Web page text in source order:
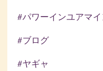
#パワーインユアマ
#ブログ
#ヤギャ